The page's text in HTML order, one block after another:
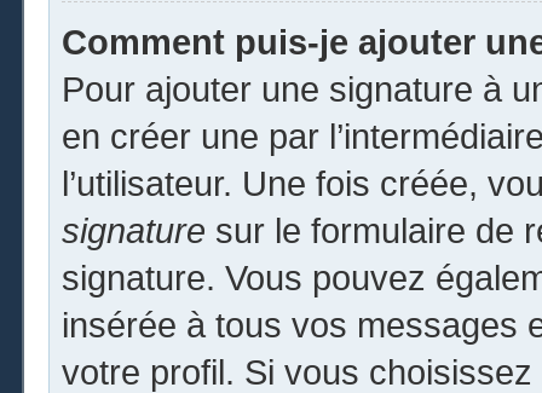
Comment puis-je ajouter
Pour ajouter une signature à
en créer une par
l’utilisateur. Une fois créée,
signature sur le formulaire de
signature. Vous pouvez
insérée à tous vos messages
votre profil. Si vous